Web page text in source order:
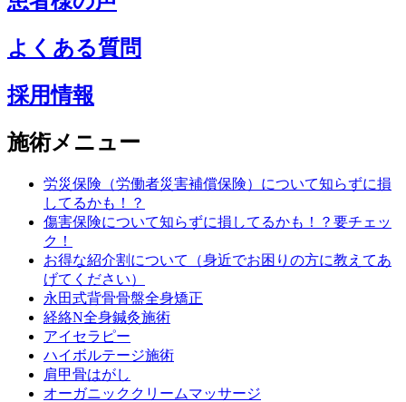
よくある質問
採用情報
施術メニュー
労災保険（労働者災害補償保険）について知らずに損
してるかも！？
傷害保険について知らずに損してるかも！？要チェッ
ク！
お得な紹介割について（身近でお困りの方に教えてあ
げてください）
永田式背骨骨盤全身矯正
経絡N全身鍼灸施術
アイセラピー
ハイボルテージ施術
肩甲骨はがし
オーガニッククリームマッサージ